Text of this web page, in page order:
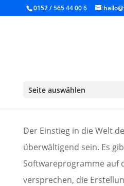
0152 / 565 44 00 6
Seite auswählen
vonChristoph Schade
Der Einstieg in die Welt
überwältigend sein. Es
Softwareprogramme auf
versprechen, die